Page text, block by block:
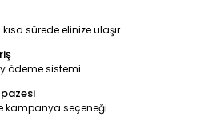
sürede elinize ulaşır.
ödeme sistemi
kampanya seçeneği